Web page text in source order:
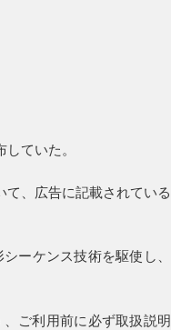
ていた。
、広告に記載されている
ーケンス技術を駆使し、
ご利用前に必ず取扱説明